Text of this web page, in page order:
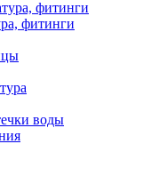
фитинги
воды